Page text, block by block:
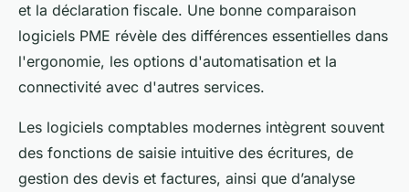
et la déclaration fiscale. Une bonne comparaison
logiciels PME révèle des différences essentielles dans
l'ergonomie, les options d'automatisation et la
connectivité avec d'autres services.
Les logiciels comptables modernes intègrent souvent
des fonctions de saisie intuitive des écritures, de
gestion des devis et factures, ainsi que d’analyse